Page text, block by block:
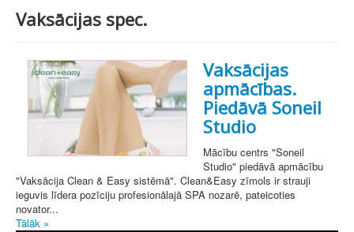
Vaksācijas spec.
Vaksācijas
apmācības.
Piedāvā Soneil
Studio
Mācību centrs "Soneil
Studio" piedāvā apmācību
"Vaksācija Clean & Easy sistēmā". Clean&Easy zīmols ir strauji
ieguvis līdera pozīciju profesionālajā SPA nozarē, pateicoties
novator...
Tālāk »